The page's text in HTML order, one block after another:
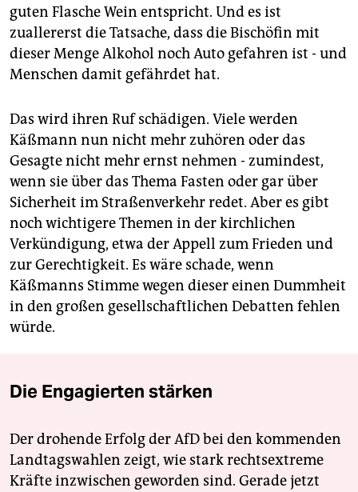
guten Flasche Wein entspricht. Und es ist
zuallererst die Tatsache, dass die Bischöfin mit
dieser Menge Alkohol noch Auto gefahren ist - und
Menschen damit gefährdet hat.
Das wird ihren Ruf schädigen. Viele werden
Käßmann nun nicht mehr zuhören oder das
Gesagte nicht mehr ernst nehmen - zumindest,
wenn sie über das Thema Fasten oder gar über
Sicherheit im Straßenverkehr redet. Aber es gibt
noch wichtigere Themen in der kirchlichen
Verkündigung, etwa der Appell zum Frieden und
zur Gerechtigkeit. Es wäre schade, wenn
Käßmanns Stimme wegen dieser einen Dummheit
in den großen gesellschaftlichen Debatten fehlen
würde.
Die Engagierten stärken
Der drohende Erfolg der AfD bei den kommenden
Landtagswahlen zeigt, wie stark rechtsextreme
Kräfte inzwischen geworden sind. Gerade jetzt